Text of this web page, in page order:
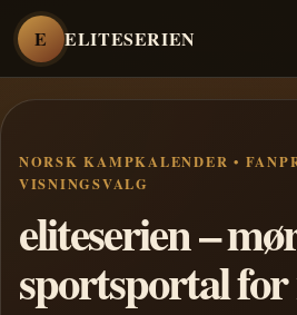
E ELITESERIEN
NORSK KAMPKALENDER •
VISNINGSVALG
eliteserien –
sportsportal